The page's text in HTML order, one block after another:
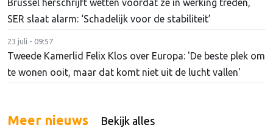
Brussel herschrijft wetten voordat ze in werking treden,
SER slaat alarm: ‘Schadelijk voor de stabiliteit’
23 juli - 09:57
Tweede Kamerlid Felix Klos over Europa: 'De beste plek om
te wonen ooit, maar dat komt niet uit de lucht vallen'
Meer nieuws Bekijk alles